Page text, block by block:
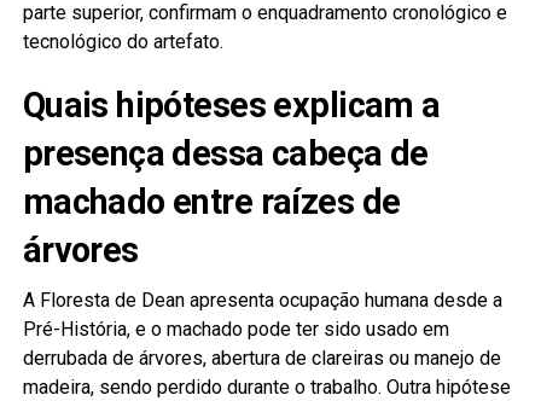
parte superior, confirmam o enquadramento cronológico e
tecnológico do artefato.
Quais hipóteses explicam a
presença dessa cabeça de
machado entre raízes de
árvores
A Floresta de Dean apresenta ocupação humana desde a
Pré-História, e o machado pode ter sido usado em
derrubada de árvores, abertura de clareiras ou manejo de
madeira, sendo perdido durante o trabalho. Outra hipótese